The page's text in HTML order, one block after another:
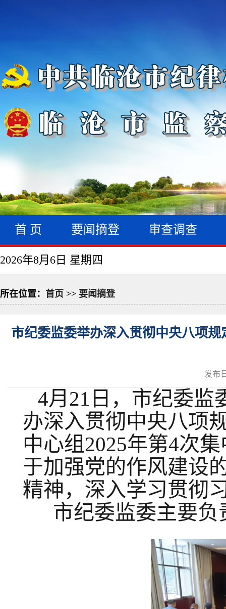
首 页 要闻摘登 审查调查
2026年8月6日 星期四
所在位置： 首页 >> 要闻摘登
市纪委监委举办深入贯彻中央八项
发布
4月21日，市纪委监
办深入贯彻中央八项
中心组2025年第4次
于加强党的作风建设
精神，深入学习贯彻
市纪委监委主要负